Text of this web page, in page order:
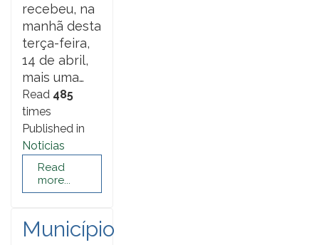
recebeu, na
manhã desta
terça-feira,
14 de abril,
mais uma…
Read 485
times
Published in
Noticias
Read
more...
Município